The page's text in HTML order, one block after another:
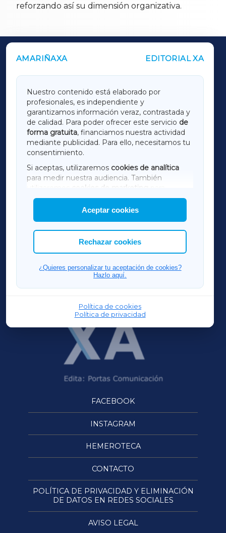
reforzando así su dimensión organizativa.
AMARIÑAXA EDITORIAL XA
Nuestro contenido está elaborado por
profesionales, es independiente y
garantizamos información veraz, contrastada y
de calidad. Para poder ofrecer este servicio de
forma gratuita, financiamos nuestra actividad
mediante publicidad. Para ello, necesitamos tu
consentimiento.
Si aceptas, utilizaremos cookies de analítica
para medir nuestra audiencia. También
utilizaremos
cookies de marketing
mostrar publicidad de terceros.
Asimismo, puedes personalizar la elección de
las cookies que deseas permitir.
Aceptar cookies
Rechazar cookies
¿Quieres personalizar tu aceptación de cookies?
Hazlo aquí.
Política de cookies
Política de privacidad
OUTROS PERIÓDICOS
LUGOXA
TERRACHAXA
AMARIÑAXA
RIBEIRASACRAXA
ACORUÑAXA
FERROLXA
OURENSEXA
FACEBOOK
INSTAGRAM
HEMEROTECA
CONTACTO
POLÍTICA DE PRIVACIDAD Y ELIMINACIÓN
DE DATOS EN REDES SOCIALES
AVISO LEGAL